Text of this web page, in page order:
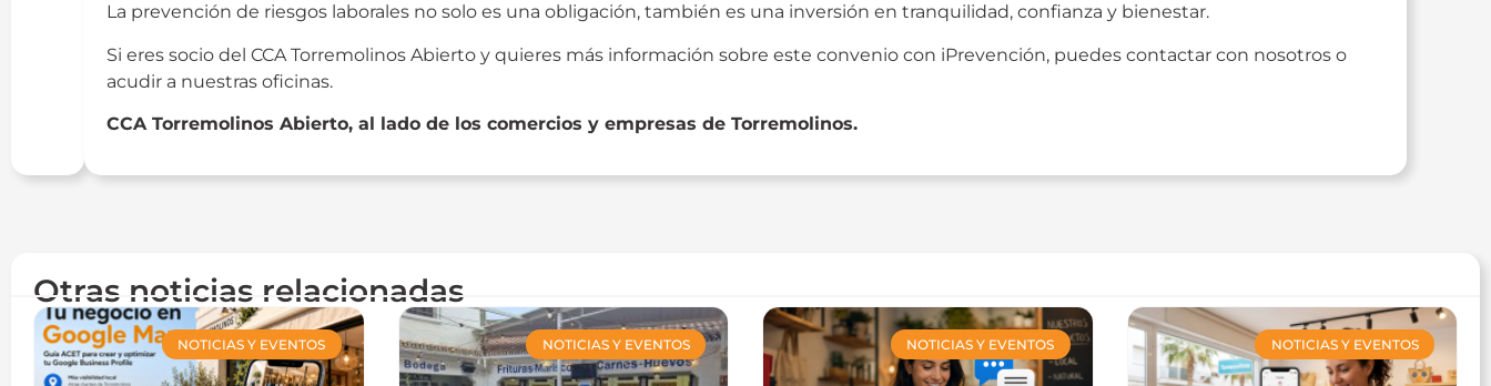
La prevención de riesgos laborales no solo es una obligación, también es una inversión en tranquilidad, confianza y bienestar.
Si eres socio del CCA Torremolinos Abierto y quieres más información sobre este convenio con iPrevención, puedes contactar con nosotros o
acudir a nuestras oficinas.
CCA Torremolinos Abierto, al lado de los comercios y empresas de Torremolinos.
Otras noticias relacionadas
NOTICIAS Y EVENTOS NOTICIAS Y EVENTOS NOTICIAS Y EVENTOS NOTICIAS Y EVENTOS